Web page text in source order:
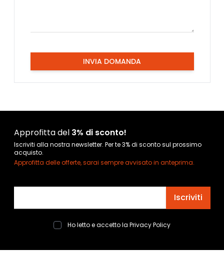
INVIA DOMANDA
Approfitta del 3% di sconto!
Iscriviti alla nostra newsletter. Per te 3% di sconto sul prossimo
acquisto.
Approfitta delle offerte, sarai sempre avvisato in anteprima.
Iscriviti
Ho letto e accetto la Privacy Policy